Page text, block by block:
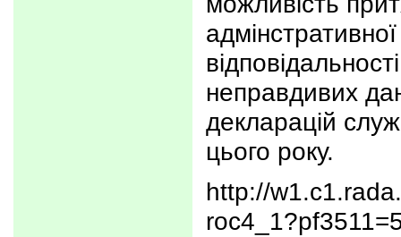
неправдивих
декларацій
цього року.
http://